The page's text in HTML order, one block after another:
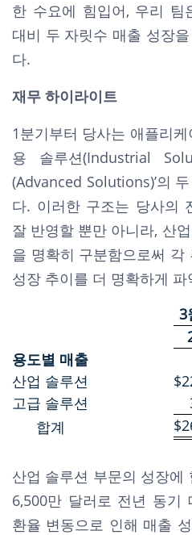
한 수요에 힘입어, 우리
대비 두 자릿수 매출 성장
다.
재무 하이라이트
1분기부터 당사는 애플리
용 솔루션(Industrial
(Advanced Solutions)’의
다. 이러한 구조는 당사의
잘 반영할 뿐만 아니라, 산
을 명확히 구분함으로써 각
성장 추이를 더 명확하게
3
용도별 매출
산업 솔루션
$
고급 솔루션
합계
$
산업 솔루션 부문의 성장에
6,500만 달러로 전년 동기
환율 변동으로 인해 매출